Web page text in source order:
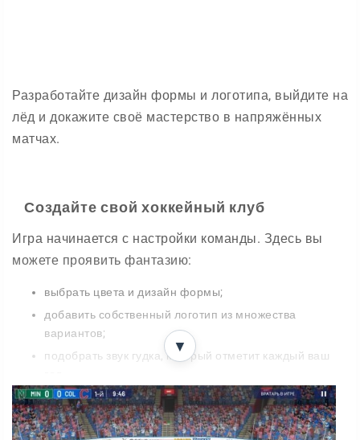
Разработайте дизайн формы и логотипа, выйдите на
лёд и докажите своё мастерство в напряжённых
матчах.
Создайте свой хоккейный клуб
Игра начинается с настройки команды. Здесь вы
можете проявить фантазию:
выбрать цвета и дизайн формы;
добавить собственный логотип из множества
вариантов;
подобрать звук гудка, который отметит каждый ваш
В вашем распоряжении тысячи игроков. Собирайте
состав, усиливайте команду и поднимайтесь в
▼